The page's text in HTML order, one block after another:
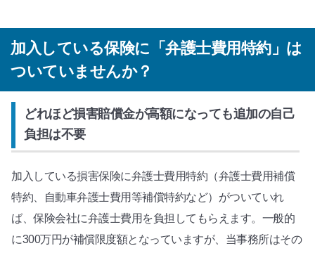
加入している保険に「弁護士費用特約」は
ついていませんか？
どれほど損害賠償金が高額になっても追加の自己
負担は不要
加入している損害保険に弁護士費用特約（弁護士費用補償
特約、自動車弁護士費用等補償特約など）がついていれ
ば、保険会社に弁護士費用を負担してもらえます。一般的
に300万円が補償限度額となっていますが、当事務所はその